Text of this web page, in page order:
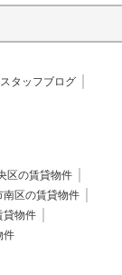
スタッフブログ
区の賃貸物件
南区の賃貸物件
貸物件
件